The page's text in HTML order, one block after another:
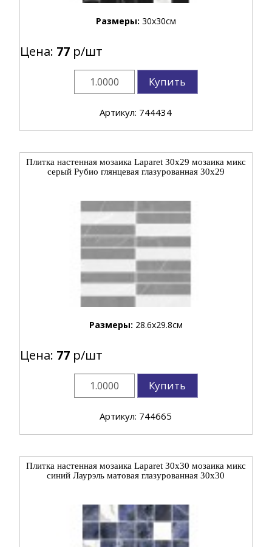
Размеры: 30x30см
Цена: 77р/шт
Купить
Артикул: 744434
Плитка настенная мозаика Laparet 30x29 мозаика микс
серый Рубио глянцевая глазурованная 30x29
Размеры: 28.6x29.8см
Цена: 77р/шт
Купить
Артикул: 744665
Плитка настенная мозаика Laparet 30x30 мозаика микс
синий Лаурэль матовая глазурованная 30x30